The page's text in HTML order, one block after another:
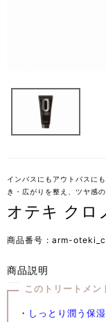
インバスにもアウトバスに
き・広がりを整え、ツヤ感
オテキ クロ
商品番号 arm-
商品説明
このトリートメン
・ しっとり潤う保